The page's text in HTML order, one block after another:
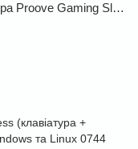
Бездротова ігрова механічна клавіатура Proove Gaming Slicker Pro. Геймерська клавіатура з яскравим дизайном, RGB-підсвіткою та лінійними перемикачами